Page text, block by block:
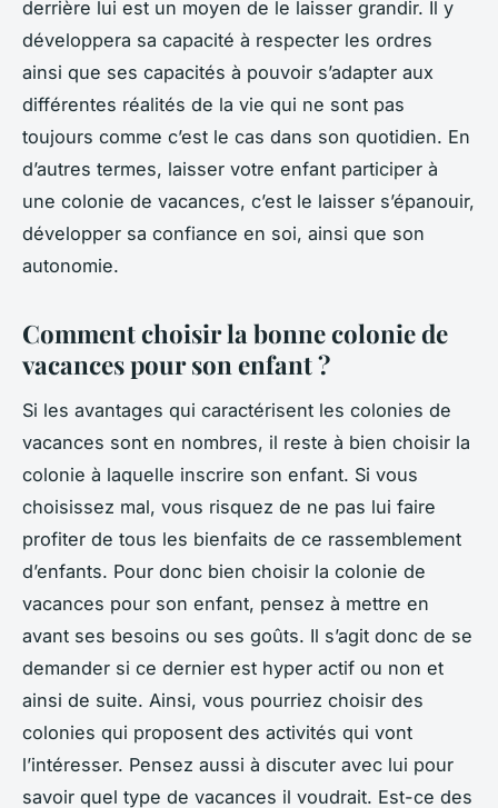
derrière lui est un moyen de le laisser grandir. Il y
développera sa capacité à respecter les ordres
ainsi que ses capacités à pouvoir s’adapter aux
différentes réalités de la vie qui ne sont pas
toujours comme c’est le cas dans son quotidien. En
d’autres termes, laisser votre enfant participer à
une colonie de vacances, c’est le laisser s’épanouir,
développer sa confiance en soi, ainsi que son
autonomie.
Comment choisir la bonne colonie de
vacances pour son enfant ?
Si les avantages qui caractérisent les colonies de
vacances sont en nombres, il reste à bien choisir la
colonie à laquelle inscrire son enfant. Si vous
choisissez mal, vous risquez de ne pas lui faire
profiter de tous les bienfaits de ce rassemblement
d’enfants. Pour donc bien choisir la colonie de
vacances pour son enfant, pensez à mettre en
avant ses besoins ou ses goûts. Il s’agit donc de se
demander si ce dernier est hyper actif ou non et
ainsi de suite. Ainsi, vous pourriez choisir des
colonies qui proposent des activités qui vont
l’intéresser. Pensez aussi à discuter avec lui pour
savoir quel type de vacances il voudrait. Est-ce des